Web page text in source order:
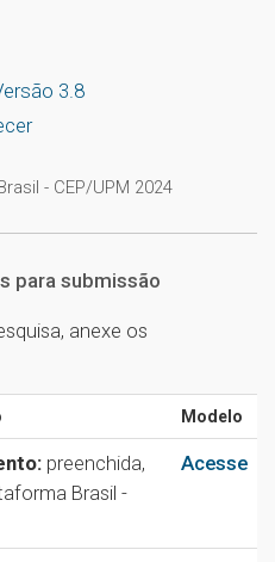
3.8
- CEP/UPM 2024
para submissão
anexe os
Modelo
preenchida,
Brasil -
Acesse